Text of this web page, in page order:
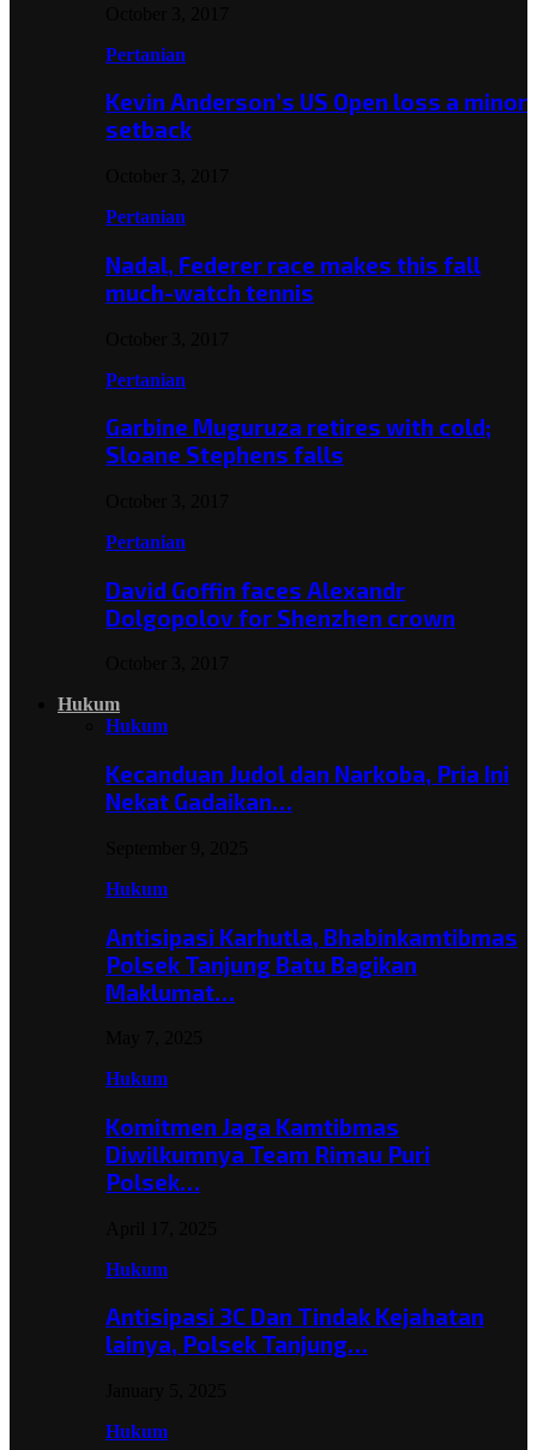
Pertanian
Kevin Anderson’s US Open loss a minor
setback
Pertanian
Nadal, Federer race makes this fall
much-watch tennis
Pertanian
Garbine Muguruza retires with cold;
Sloane Stephens falls
Pertanian
David Goffin faces Alexandr
Dolgopolov for Shenzhen crown
Hukum
Hukum
Kecanduan Judol dan Narkoba, Pria Ini
Nekat Gadaikan…
Hukum
Antisipasi Karhutla, Bhabinkamtibmas
Polsek Tanjung Batu Bagikan
Maklumat…
Hukum
Komitmen Jaga Kamtibmas
Diwilkumnya Team Rimau Puri
Polsek…
Hukum
Antisipasi 3C Dan Tindak Kejahatan
lainya, Polsek Tanjung…
Hukum